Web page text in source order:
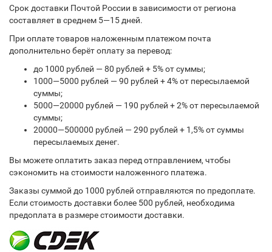
Срок доставки Почтой России в зависимости от региона
составляет в среднем 5—15 дней.
При оплате товаров наложенным платежом почта
дополнительно берёт оплату за перевод:
до 1000 рублей — 80 рублей + 5% от суммы;
1000—5000 рублей — 90 рублей + 4% от пересылаемой
суммы;
5000—20000 рублей — 190 рублей + 2% от пересылаемой
суммы;
20000—500000 рублей — 290 рублей + 1,5% от суммы
пересылаемых денег.
Вы можете оплатить заказ перед отправлением, чтобы
сэкономить на стоимости наложенного платежа.
Заказы суммой до 1000 рублей отправляются по предоплате.
Если стоимость доставки более 500 рублей, необходима
предоплата в размере стоимости доставки.